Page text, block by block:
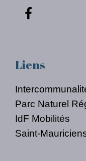
Liens
Parc Naturel
IdF Mobilités
Saint-